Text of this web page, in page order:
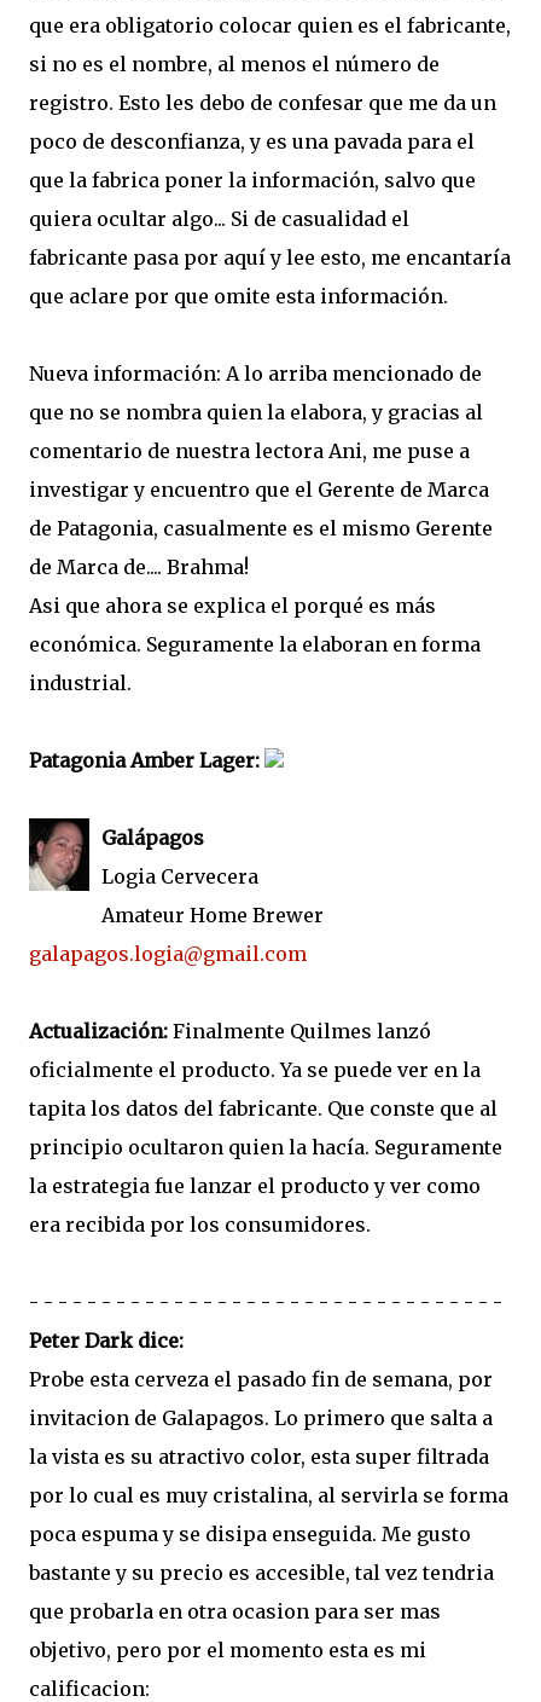
que era obligatorio colocar quien es el fabricante,
si no es el nombre, al menos el número de
registro. Esto les debo de confesar que me da un
poco de desconfianza, y es una pavada para el
que la fabrica poner la información, salvo que
quiera ocultar algo... Si de casualidad el
fabricante pasa por aquí y lee esto, me encantaría
que aclare por que omite esta información.
Nueva información: A lo arriba mencionado de
que no se nombra quien la elabora, y gracias al
comentario de nuestra lectora Ani, me puse a
investigar y encuentro que el Gerente de Marca
de Patagonia, casualmente es el mismo Gerente
de Marca de.... Brahma!
Asi que ahora se explica el porqué es más
económica. Seguramente la elaboran en forma
industrial.
Patagonia Amber Lager:
Galápagos
Logia Cervecera
Amateur Home Brewer
galapagos.logia@gmail.com
Actualización: Finalmente Quilmes lanzó
oficialmente el producto. Ya se puede ver en la
tapita los datos del fabricante. Que conste que al
principio ocultaron quien la hacía. Seguramente
la estrategia fue lanzar el producto y ver como
era recibida por los consumidores.
- - - - - - - - - - - - - - - - - - - - - - - - - - - - - - - - -
Peter Dark dice:
Probe esta cerveza el pasado fin de semana, por
invitacion de Galapagos. Lo primero que salta a
la vista es su atractivo color, esta super filtrada
por lo cual es muy cristalina, al servirla se forma
poca espuma y se disipa enseguida. Me gusto
bastante y su precio es accesible, tal vez tendria
que probarla en otra ocasion para ser mas
objetivo, pero por el momento esta es mi
calificacion: